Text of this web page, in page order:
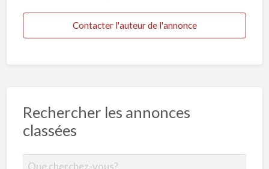
Contacter l'auteur de l'annonce
Rechercher les annonces
classées